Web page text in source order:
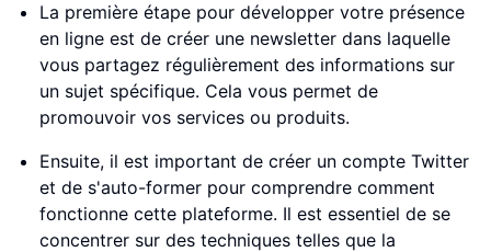
La première étape pour développer votre présence
en ligne est de créer une newsletter dans laquelle
vous partagez régulièrement des informations sur
un sujet spécifique. Cela vous permet de
promouvoir vos services ou produits.
Ensuite, il est important de créer un compte Twitter
et de s'auto-former pour comprendre comment
fonctionne cette plateforme. Il est essentiel de se
concentrer sur des techniques telles que la